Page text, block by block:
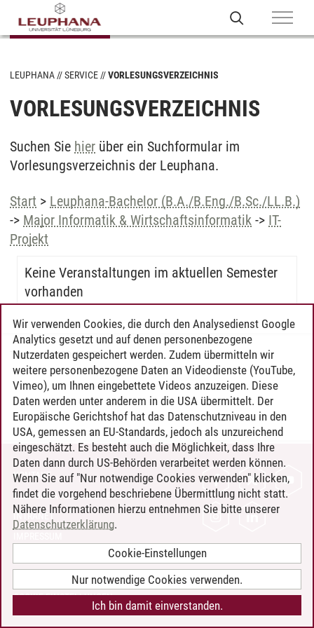
LEUPHANA SERVICE VORLESUNGSVERZEICHNIS
VORLESUNGSVERZEICHNIS
Suchen Sie hier über ein Suchformular im
Vorlesungsverzeichnis der Leuphana.
Start > Leuphana-Bachelor (B.A./B.Eng./B.Sc./LL.B.)
-> Major Informatik & Wirtschaftsinformatik -> IT-
Projekt
Keine Veranstaltungen im aktuellen Semester
vorhanden
Timo Leder/30.06.2024
KONTAKT
LEUPHANA ALS ARBEITGEBER
INTRANET
BARRIEREFREIHEIT
COOKIE-EINSTELLUNGEN
Wir verwenden Cookies, die durch den Analysedienst Google
Analytics gesetzt und auf denen personenbezogene
Nutzerdaten gespeichert werden. Zudem übermitteln wir
weitere personenbezogene Daten an Videodienste (YouTube,
Vimeo), um Ihnen eingebettete Videos anzuzeigen. Diese
Daten werden unter anderem in die USA übermittelt. Der
Europäische Gerichtshof hat das Datenschutzniveau in den
USA, gemessen an EU-Standards, jedoch als unzureichend
eingeschätzt. Es besteht auch die Möglichkeit, dass Ihre
Daten dann durch US-Behörden verarbeitet werden können.
Wenn Sie auf "Nur notwendige Cookies verwenden" klicken,
findet die vorgehend beschriebene Übermittlung nicht statt.
Nähere Informationen hierzu entnehmen Sie bitte unserer
Datenschutzerklärung.
Cookie-Einstellungen
Nur notwendige Cookies verwenden.
Ich bin damit einverstanden.